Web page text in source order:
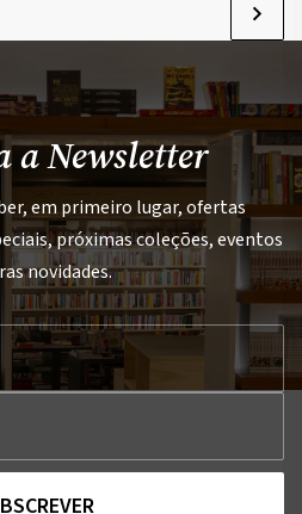
a Newsletter
em primeiro lugar, ofertas
próximas coleções, eventos
novidades.